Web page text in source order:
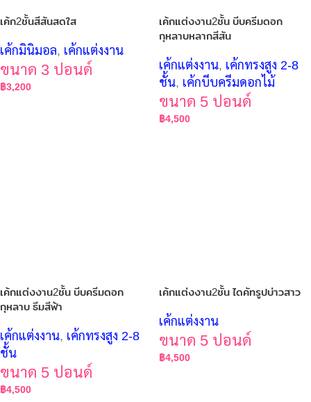
เค้ก2ชั้นสีสันสดใส
เค้กมินิมอล, เค้กแต่งงาน
ขนาด 3 ปอนด์
฿3,200
เค้กแต่งงาน2ชั้น บีบครีมดอก
กุหลาบหลากสีสัน
เค้กแต่งงาน, เค้กทรงสูง 2-8
ชั้น, เค้กบีบครีมดอกไม้
ขนาด 5 ปอนด์
฿4,500
เค้กแต่งงาน2ชั้น บีบครีมดอก
กุหลาบ ธีมสีฟ้า
เค้กแต่งงาน, เค้กทรงสูง 2-8
ชั้น
ขนาด 5 ปอนด์
฿4,500
เค้กแต่งงาน2ชั้น ไดคัทรูปบ่าวสาว
เค้กแต่งงาน
ขนาด 5 ปอนด์
฿4,500